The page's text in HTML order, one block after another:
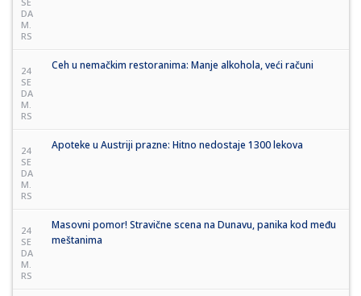
DA
M.
RS
24
SE
DA
M.
RS
Ceh u nemačkim restoranima: Manje alkohola, veći računi
24
SE
DA
M.
RS
Apoteke u Austriji prazne: Hitno nedostaje 1300 lekova
24
SE
DA
M.
RS
Masovni pomor! Stravične scena na Dunavu, panika kod među
meštanima